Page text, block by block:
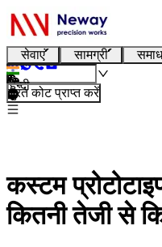
सेवाएं सामग्री
हिन्दी
तुरंत कोट प्राप्त करें
कस्टम
कितनी तेजी से